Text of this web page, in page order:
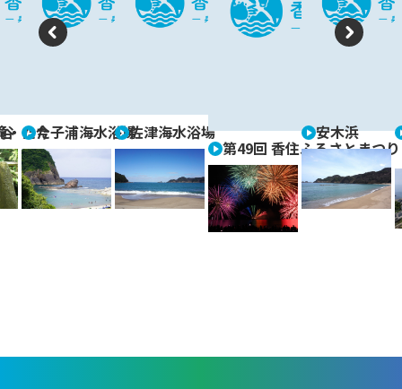
P
vi
o
u
s
N
xt
・たた今子浦海水浴場佐津海水浴場
第49回 香住ふるさとまつり
安木浜